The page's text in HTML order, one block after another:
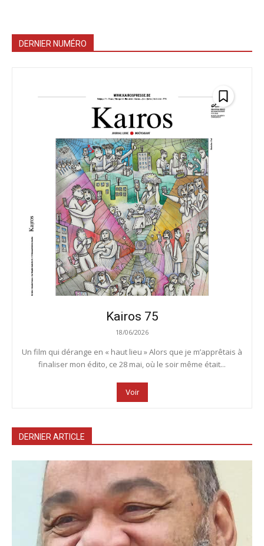
DERNIER NUMÉRO
Kairos 75
18/06/2026
Un film qui dérange en « haut lieu » Alors que je m’apprêtais à
finaliser mon édito, ce 28 mai, où le soir même était...
Voir
DERNIER ARTICLE